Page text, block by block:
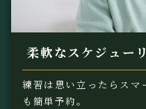
柔軟なスケジュー
練習は思い立ったらスマ
も簡単予約。